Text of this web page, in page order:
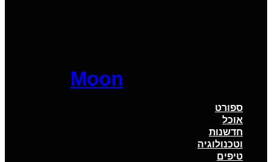
Moon
ספורט
אוכל
חדשנות
וטכנולוגיה
טיפים